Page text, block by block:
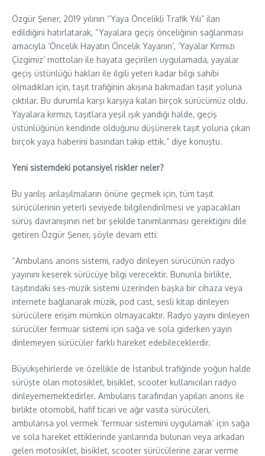
Özgür Şener, 2019 yılının “Yaya Öncelikli Trafik Yılı” ilan
edildiğini hatırlatarak, “Yayalara geçiş önceliğinin sağlanması
amacıyla ‘Öncelik Hayatın Öncelik Yayanın’, ‘Yayalar Kırmızı
Çizgimiz’ mottoları ile hayata geçirilen uygulamada, yayalar
geçiş üstünlüğü hakları ile ilgili yeteri kadar bilgi sahibi
olmadıkları için, taşıt trafiğinin akışına bakmadan taşıt yoluna
çıktılar. Bu durumla karşı karşıya kalan birçok sürücümüz oldu.
Yayalara kırmızı, taşıtlara yeşil ışık yandığı halde, geçiş
üstünlüğünün kendinde olduğunu düşünerek taşıt yoluna çıkan
birçok yaya haberini basından takip ettik.” diye konuştu.
Yeni sistemdeki potansiyel riskler neler?
Bu yanlış anlaşılmaların önüne geçmek için, tüm taşıt
sürücülerinin yeterli seviyede bilgilendirilmesi ve yapacakları
sürüş davranışının net bir şekilde tanımlanması gerektiğini dile
getiren Özgür Şener, şöyle devam etti:
“Ambulans anons sistemi, radyo dinleyen sürücünün radyo
yayınını keserek sürücüye bilgi verecektir. Bununla birlikte,
taşıtındaki ses-müzik sistemi üzerinden başka bir cihaza veya
internete bağlanarak müzik, pod cast, sesli kitap dinleyen
sürücülere erişim mümkün olmayacaktır. Radyo yayını dinleyen
sürücüler fermuar sistemi için sağa ve sola giderken yayın
dinlemeyen sürücüler farklı hareket edebileceklerdir.
Büyükşehirlerde ve özellikle de İstanbul trafiğinde yoğun halde
sürüşte olan motosiklet, bisiklet, scooter kullanıcıları radyo
dinleyememektedirler. Ambulans tarafından yapılan anons ile
birlikte otomobil, hafif ticari ve ağır vasıta sürücüleri,
ambulansa yol vermek ‘fermuar sistemini uygulamak’ için sağa
ve sola hareket ettiklerinde yanlarında bulunan veya arkadan
gelen motosiklet, bisiklet, scooter sürücülerine zarar verme